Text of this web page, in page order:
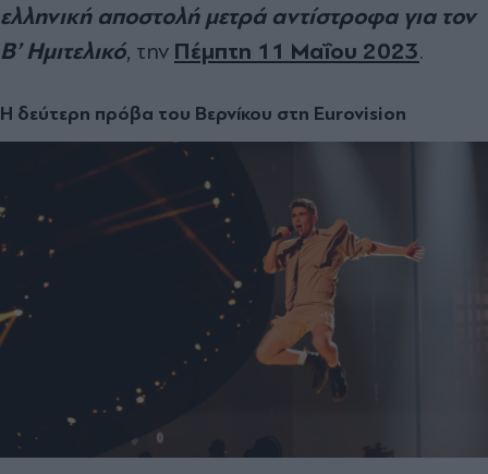
ελληνική αποστολή μετρά αντίστροφα για τον
Β’ Ημιτελικό, την Πέμπτη 11 Μαΐου 2023.
Η δεύτερη πρόβα του Βερνίκου στη Eurovision